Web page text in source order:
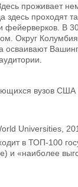
проживает
проходят
фейерверков. В
Округ
осваивают
вузов США
Universities,
в ТОП-100
и «наиболее